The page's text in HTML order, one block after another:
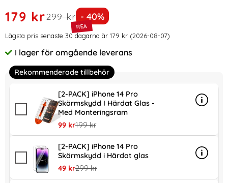
Handla denna produkt ColorPop iPhone 14 Pro Skal CH
rea pris
179 krtidigare pris
299 kr Priset är nedsatt med
- 40%
Prishistorik
Lägsta pris senaste 30 dagarna är 179 kr (2026-08-07)
Tillgänglighet:
I lager för omgående leverans
Rekommenderade tillbehör
[2-PACK] iPhone 14 Pro
Skärmskydd I Härdat Glas -
Med Monteringsram
rea pris
99 krtidigare pris
199 kr
Info
mer
[2-PACK] iPhone 14 Pro
Skärmskydd i Härdat glas
rea pris
49 krtidigare pris
299 kr
Info
mer